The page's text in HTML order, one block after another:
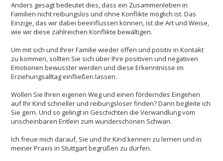
Anders gesagt bedeutet dies, dass ein Zusammenleben in
Familien nicht reibungslos und ohne Konflikte möglich ist. Das
Einzige, das wir dabei beeinflussen können, ist die Art und Weise,
wie wir diese zahlreichen Konflikte bewältigen.
Um mit sich und Ihrer Familie wieder offen und positiv in Kontakt
zu kommen, sollten Sie sich über Ihre positiven und negativen
Emotionen bewusster werden und diese Erkenntnisse im
Erziehungsalltag einfließen lassen.
Wollen Sie Ihren eigenen Weg und einen förderndes Eingehen
auf Ihr Kind schneller und reibungsloser finden? Dann begleite ich
Sie gern. Und so gelingt in Geschichten die Verwandlung vom
unscheinbaren Entlein zum wunderschönen Schwan.
Ich freue mich darauf, Sie und Ihr Kind kennen zu lernen und in
meiner Praxis in Stuttgart begrüßen zu dürfen.